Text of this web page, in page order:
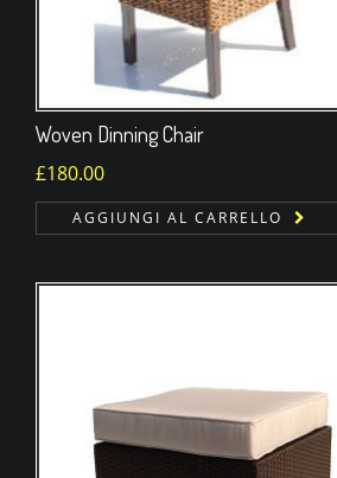
Woven Dinning Chair
£180.00
AGGIUNGI AL CARRELLO